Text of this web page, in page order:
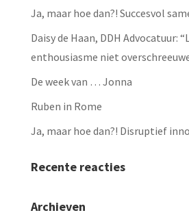
Ja, maar hoe dan?! Succesvol
Daisy de Haan, DDH Advocatuur:
enthousiasme niet
De week van … Jonna
Ruben in Rome
Ja, maar hoe dan?! Disruptief
Recente reacties
Archieven